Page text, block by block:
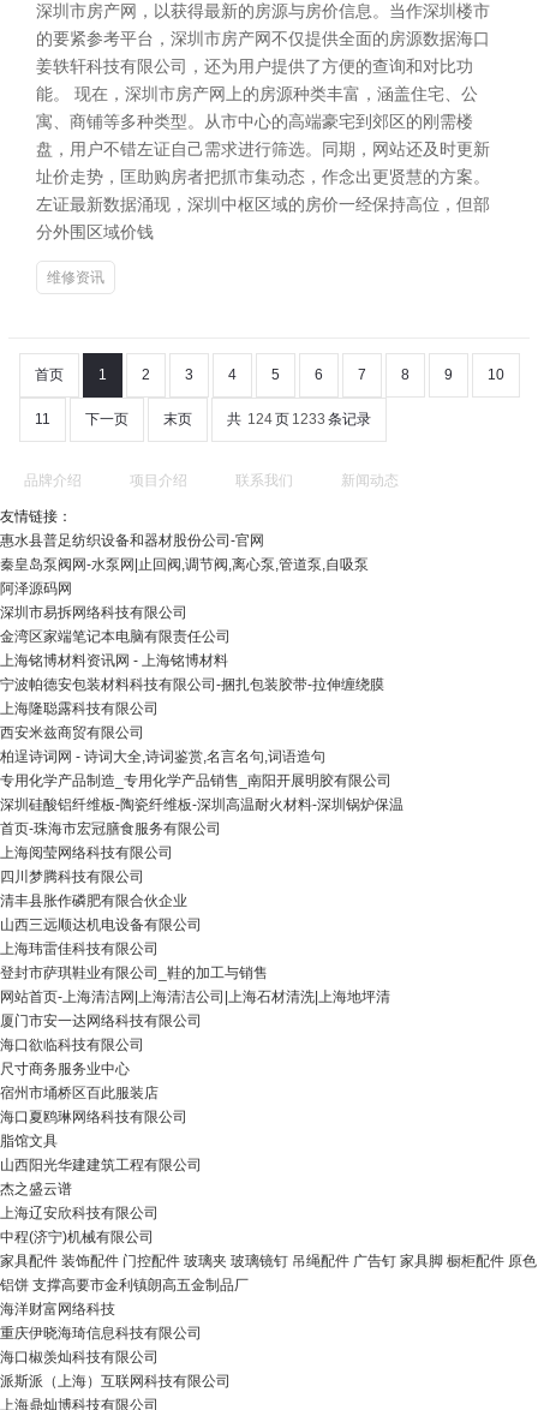
深圳市房产网，以获得最新的房源与房价信息。当作深圳楼市
的要紧参考平台，深圳市房产网不仅提供全面的房源数据海口
姜轶轩科技有限公司，还为用户提供了方便的查询和对比功
能。 现在，深圳市房产网上的房源种类丰富，涵盖住宅、公
寓、商铺等多种类型。从市中心的高端豪宅到郊区的刚需楼
盘，用户不错左证自己需求进行筛选。同期，网站还及时更新
址价走势，匡助购房者把抓市集动态，作念出更贤慧的方案。
左证最新数据涌现，深圳中枢区域的房价一经保持高位，但部
分外围区域价钱
维修资讯
首页 1 2 3 4 5 6 7 8 9 10
11 下一页 末页 共 124页 1233 条记录
品牌介绍 项目介绍 联系我们 新闻动态
友情链接：
惠水县普足纺织设备和器材股份公司-官网
秦皇岛泵阀网-水泵网|止回阀,调节阀,离心泵,管道泵,自吸泵
阿泽源码网
深圳市易拆网络科技有限公司
金湾区家端笔记本电脑有限责任公司
上海铭博材料资讯网 - 上海铭博材料
宁波帕德安包装材料科技有限公司-捆扎包装胶带-拉伸缠绕膜
上海隆聪露科技有限公司
西安米兹商贸有限公司
柏逞诗词网 - 诗词大全,诗词鉴赏,名言名句,词语造句
专用化学产品制造_专用化学产品销售_南阳开展明胶有限公司
深圳硅酸铝纤维板-陶瓷纤维板-深圳高温耐火材料-深圳锅炉保温
首页-珠海市宏冠膳食服务有限公司
上海阅莹网络科技有限公司
四川梦腾科技有限公司
清丰县胀作磷肥有限合伙企业
山西三远顺达机电设备有限公司
上海玮雷佳科技有限公司
登封市萨琪鞋业有限公司_鞋的加工与销售
网站首页-上海清洁网|上海清洁公司|上海石材清洗|上海地坪清
厦门市安一达网络科技有限公司
海口欲临科技有限公司
尺寸商务服务业中心
宿州市埇桥区百此服装店
海口夏鸥琳网络科技有限公司
脂馆文具
山西阳光华建建筑工程有限公司
杰之盛云谱
上海辽安欣科技有限公司
中程(济宁)机械有限公司
家具配件 装饰配件 门控配件 玻璃夹 玻璃镜钉 吊绳配件 广告钉 家具脚 橱柜配件 原色
铝饼 支撑高要市金利镇朗高五金制品厂
海洋财富网络科技
重庆伊晓海琦信息科技有限公司
海口椒羡灿科技有限公司
派斯派（上海）互联网科技有限公司
上海鼎灿博科技有限公司